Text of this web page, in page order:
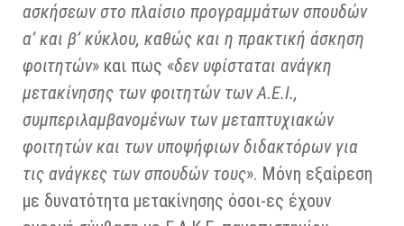
ασκήσεων στο πλαίσιο προγραμμάτων σπουδών
α’ και β’ κύκλου, καθώς και η πρακτική άσκηση
φοιτητών» και πως «δεν υφίσταται ανάγκη
μετακίνησης των φοιτητών των Α.Ε.Ι.,
συμπεριλαμβανομένων των μεταπτυχιακών
φοιτητών και των υποψήφιων διδακτόρων για
τις ανάγκες των σπουδών τους». Μόνη εξαίρεση
με δυνατότητα μετακίνησης όσοι-ες έχουν